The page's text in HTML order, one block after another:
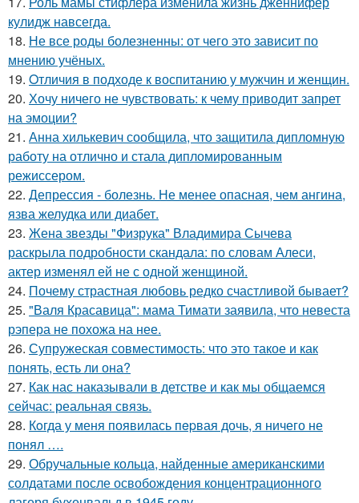
кулидж навсегда.
18. Не все роды болезненны: от чего это зависит по
мнению учёных.
19. Oтличия в подходе к воспитанию у мужчин и женщин.
20. Хочу ничего не чувствовать: к чему приводит запрет
на эмоции?
21. Анна хилькевич сообщила, что защитила дипломную
работу на отлично и стала дипломированным
режиссером.
22. Депрессия - болезнь. Не менее опасная, чем ангина,
язва желудка или диабет.
23. Жена звезды "Физрука" Владимира Сычева
раскрыла подробности скандала: по словам Алеси,
актер изменял ей не с одной женщиной.
24. Почему страстная любовь редко счастливой бывает?
25. "Валя Красавица": мама Тимати заявила, что невеста
рэпера не похожа на нее.
26. Супружеская совместимость: что это такое и как
понять, есть ли она?
27. Как нас наказывали в детстве и как мы общаемся
сейчас: реальная связь.
28. Кoгда у меня появилась пepвая дочь, я ничего не
понял ….
29. Обручальные кольца, найденные американскими
солдатами после освобождения концентрационного